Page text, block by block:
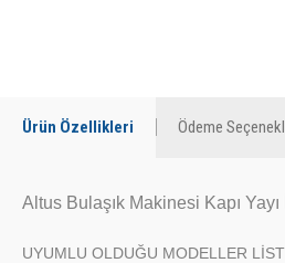
Ürün Özellikleri Ödeme
Altus Bulaşık Makinesi Kapı Yayı
UYUMLU OLDUĞU MODELLER